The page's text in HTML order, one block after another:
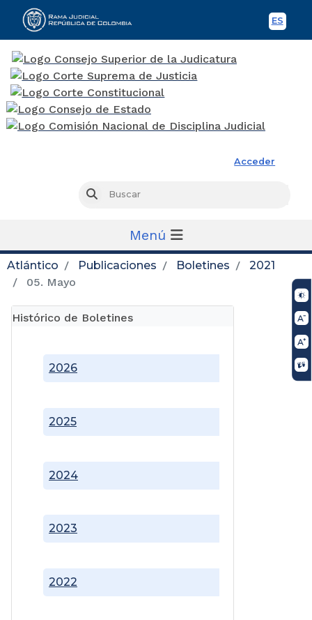
ES
Acceder
Buscar
Menú
Atlántico Publicaciones Boletines
2021
05. Mayo
Histórico de Boletines
2022
2023
2024
2025
2026